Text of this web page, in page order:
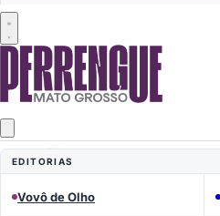
EDITORIAS
Vovô de Olho